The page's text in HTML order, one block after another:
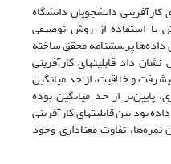
کارآفرینی دانشجویان دانشگاه
با استفاده از روش توصیفی
داده‌ها پرسشنامه محقق ساختة
داد قابلیتهای کارآفرینی
و خلاقیت، از حد میانگین
پایین‌تر از حد میانگین بوده
بود بین قابلیتهای کارآفرینی
تفاوت معناداری وجود